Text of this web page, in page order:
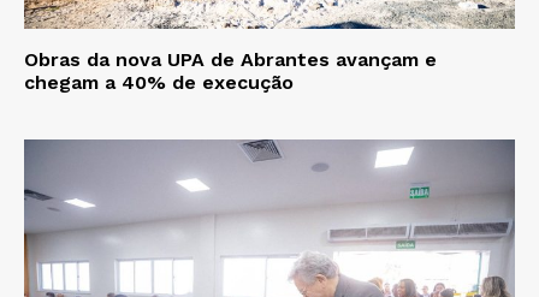
Obras da nova UPA de Abrantes avançam e
chegam a 40% de execução